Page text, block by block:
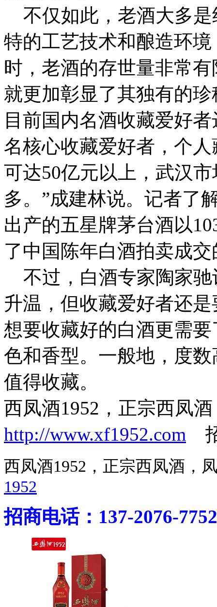
不仅如此，老酒大多是
特的工艺技术和酿造环
时，老酒的存世量非常
就更加彰显了其独有的
目前国内名酒收藏爱好
名核心收藏爱好者，个
可达50亿元以上，武汉
多。”成建林说。记者了
出产的五星牌茅台酒以
了中国陈年白酒拍卖成
不过，白酒专家陶家驰
升温，但收藏爱好者还
想要收藏好的白酒更需
色和香型。一般地，度
值得收藏。
西凤酒1952，正宗西凤
http://www.xf1952.com
西凤酒1952，正宗西凤酒
1952
招商电话：137-2076-7752